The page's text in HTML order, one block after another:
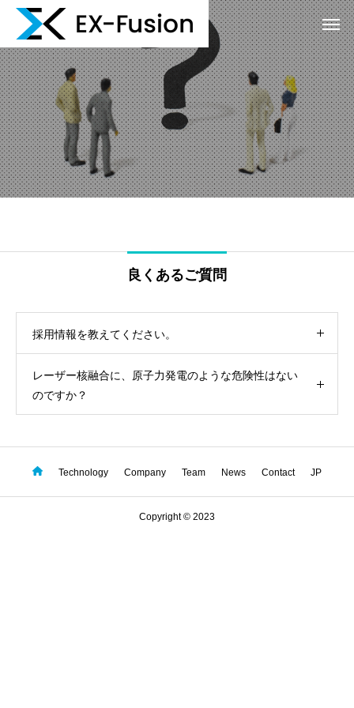
良くあるご質問
採用情報を教えてください。
レーザー核融合に、原子力発電のような危険性はない
のですか？
Technology Company Team News Contact JP
Copyright © 2023